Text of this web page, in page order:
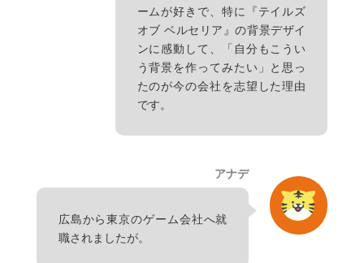
ームが好きで、特に『テイルズ
オブ ベルセリア』の背景デザイ
ンに感動して、「自分もこうい
う背景を作ってみたい」と思っ
たのが今の会社を志望した理由
です。
アナデ
広島から東京のゲーム会社へ就
職されましたが。